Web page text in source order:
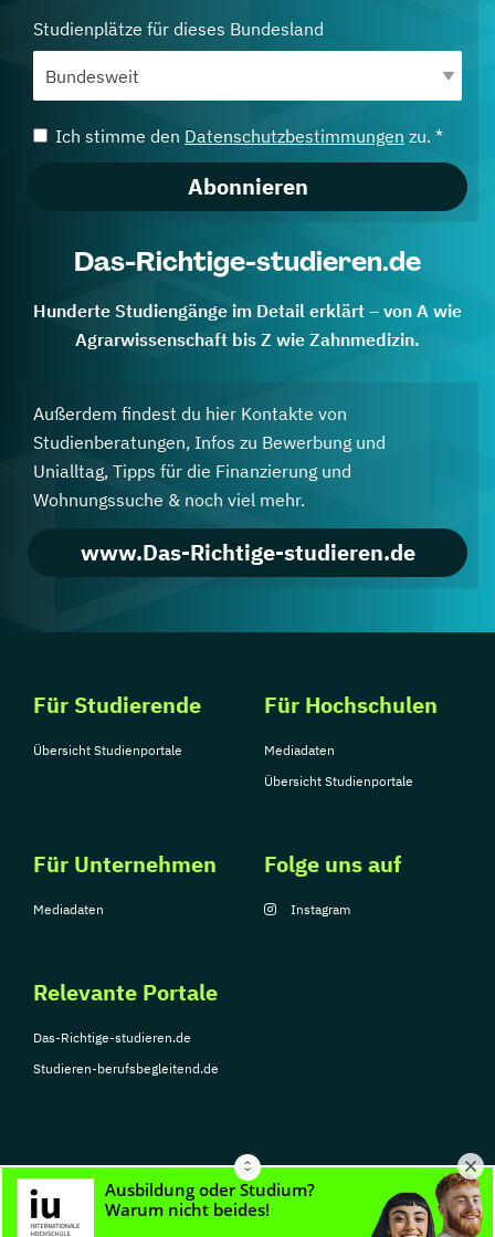
Studienplätze für dieses Bundesland
Ich stimme den Datenschutzbestimmungen zu. *
Abonnieren
Das-Richtige-studieren.de
Hunderte Studiengänge im Detail erklärt – von A wie
Agrarwissenschaft bis Z wie Zahnmedizin.
Außerdem findest du hier Kontakte von
Studienberatungen, Infos zu Bewerbung und
Unialltag, Tipps für die Finanzierung und
Wohnungssuche & noch viel mehr.
www.Das-Richtige-studieren.de
Für Studierende
Übersicht Studienportale
Für Hochschulen
Mediadaten
Übersicht Studienportale
Für Unternehmen
Mediadaten
Relevante Portale
Das-Richtige-studieren.de
Studieren-berufsbegleitend.de
Folge uns auf
Instagram
© Copyright 2026, TarGroup Media GmbH